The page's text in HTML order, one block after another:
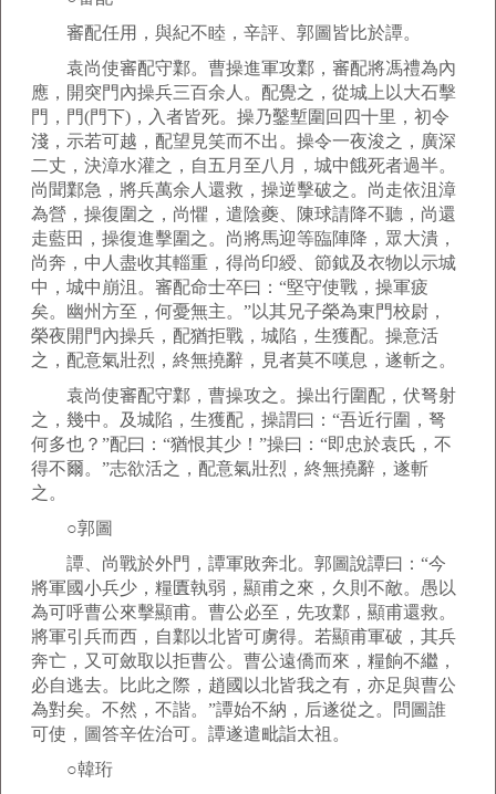
審配任用，與紀不睦，辛評、郭圖皆比於譚。
袁尚使審配守鄴。曹操進軍攻鄴，審配將馮禮為內
應，開突門內操兵三百余人。配覺之，從城上以大石擊
門，門(門下)，入者皆死。操乃鑿塹圍回四十里，初令
淺，示若可越，配望見笑而不出。操令一夜浚之，廣深
二丈，決漳水灌之，自五月至八月，城中餓死者過半。
尚聞鄴急，將兵萬余人還救，操逆擊破之。尚走依沮漳
為營，操復圍之，尚懼，遣陰夔、陳球請降不聽，尚還
走藍田，操復進擊圍之。尚將馬迎等臨陣降，眾大潰，
尚奔，中人盡收其輜重，得尚印綬、節鉞及衣物以示城
中，城中崩沮。審配命士卒曰：“堅守使戰，操軍疲
矣。幽州方至，何憂無主。”以其兄子榮為東門校尉，
榮夜開門內操兵，配猶拒戰，城陷，生獲配。操意活
之，配意氣壯烈，終無撓辭，見者莫不嘆息，遂斬之。
袁尚使審配守鄴，曹操攻之。操出行圍配，伏弩射
之，幾中。及城陷，生獲配，操謂曰：“吾近行圍，弩
何多也？”配曰：“猶恨其少！”操曰：“即忠於袁氏，不
得不爾。”志欲活之，配意氣壯烈，終無撓辭，遂斬
之。
○郭圖
譚、尚戰於外門，譚軍敗奔北。郭圖說譚曰：“今
將軍國小兵少，糧匱執弱，顯甫之來，久則不敵。愚以
為可呼曹公來擊顯甫。曹公必至，先攻鄴，顯甫還救。
將軍引兵而西，自鄴以北皆可虜得。若顯甫軍破，其兵
奔亡，又可斂取以拒曹公。曹公遠僑而來，糧餉不繼，
必自逃去。比此之際，趙國以北皆我之有，亦足與曹公
為對矣。不然，不諧。”譚始不納，后遂從之。問圖誰
可使，圖答辛佐治可。譚遂遣毗詣太祖。
○韓珩